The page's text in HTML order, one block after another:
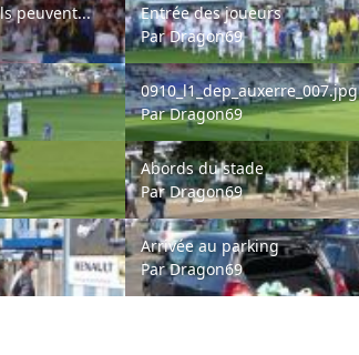
peuvent...
Entrée des joueurs
ParDragon69
0910_l1_dep_auxerre_007.jpg
0910_l1_dep_auxerre_007.jpg
ParDragon69
Abords du stade
Abords du stade
ParDragon69
Arrivée au parking
Arrivée au parking
ParDragon69